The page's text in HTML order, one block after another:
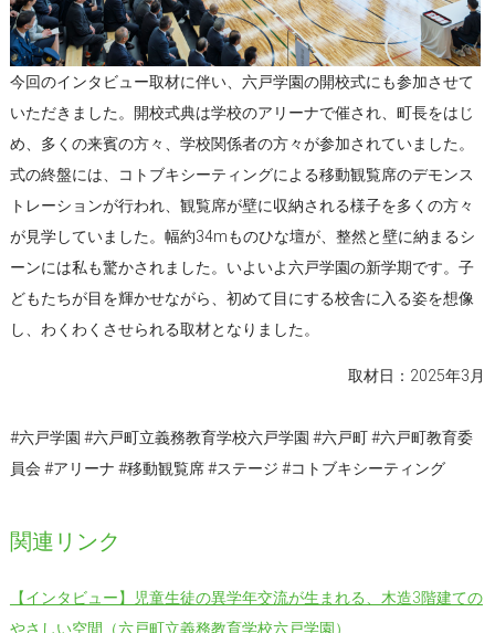
今回のインタビュー取材に伴い、六戸学園の開校式にも参加させて
いただきました。開校式典は学校のアリーナで催され、町長をはじ
め、多くの来賓の方々、学校関係者の方々が参加されていました。
式の終盤には、コトブキシーティングによる移動観覧席のデモンス
トレーションが行われ、観覧席が壁に収納される様子を多くの方々
が見学していました。幅約34mものひな壇が、整然と壁に納まるシ
ーンには私も驚かされました。いよいよ六戸学園の新学期です。子
どもたちが目を輝かせながら、初めて目にする校舎に入る姿を想像
し、わくわくさせられる取材となりました。
取材日：2025年3月
#六戸学園 #六戸町立義務教育学校六戸学園 #六戸町 #六戸町教育委
員会 #アリーナ #移動観覧席 #ステージ #コトブキシーティング
関連リンク
【インタビュー】児童生徒の異学年交流が生まれる、木造3階建ての
やさしい空間（六戸町立義務教育学校六戸学園）